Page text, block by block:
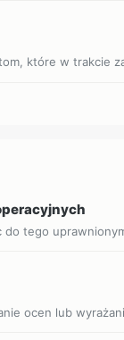
które w trakcie
do tego
ocen lub